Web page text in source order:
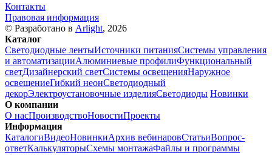
Контакты
Правовая информация
© Разработано в Arlight, 2026
Каталог
Светодиодные лентыИсточники питанияСистемы управления
и автоматизацииАлюминиевые профилиФункциональный
светДизайнерский светСистемы освещенияНаружное
освещениеГибкий неонСветодиодный
декорЭлектроустановочные изделияСветодиоды Новинки
О компании
О насПроизводствоНовостиПроекты
Информация
КаталогиВидеоНовинкиАрхив вебинаровСтатьиВопрос-
ответКалькуляторыСхемы монтажаФайлы и программы